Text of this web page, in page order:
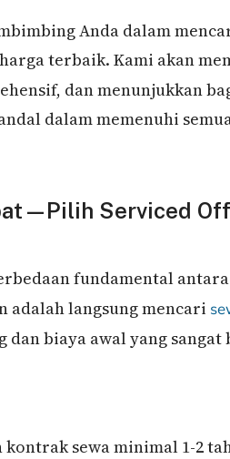
Anda dalam
terbaik. Kami akan
dan menunjukkan
dalam memenuhi
Serviced
fundamental
adalah langsung mencari
biaya awal yang sangat
sewa minimal 1-2